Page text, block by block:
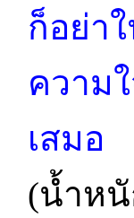
ก็อย่า
ความ
เสมอ
(น้ำห